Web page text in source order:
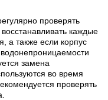
проверять
каждые
а также если корпус
замена
во время
проверять